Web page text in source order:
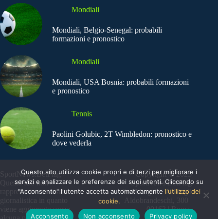
Mondiali
Mondiali, Belgio-Senegal: probabili
formazioni e pronostico
Mondiali
Mondiali, USA Bosnia: probabili formazioni
e pronostico
Tennis
Paolini Golubic, 2T Wimbledon: pronostico e
dove vederla
SportNews.BetFlag -
Questo sito non
rappresenta una testata
giornalistica in quanto
viene aggiornato senza
Copyright © 2025
SportNews BetFlag
Sede Legale: Via degli
Aldobrandeschi, 300 |
00163 | Roma
Questo sito utilizza cookie propri e di terzi per migliorare i
servizi e analizzare le preferenze dei suoi utenti. Cliccando su
"Acconsento" l'utente accetta automaticamente l'utilizzo dei
cookie.
Acconsento
Non acconsento Privacy policy